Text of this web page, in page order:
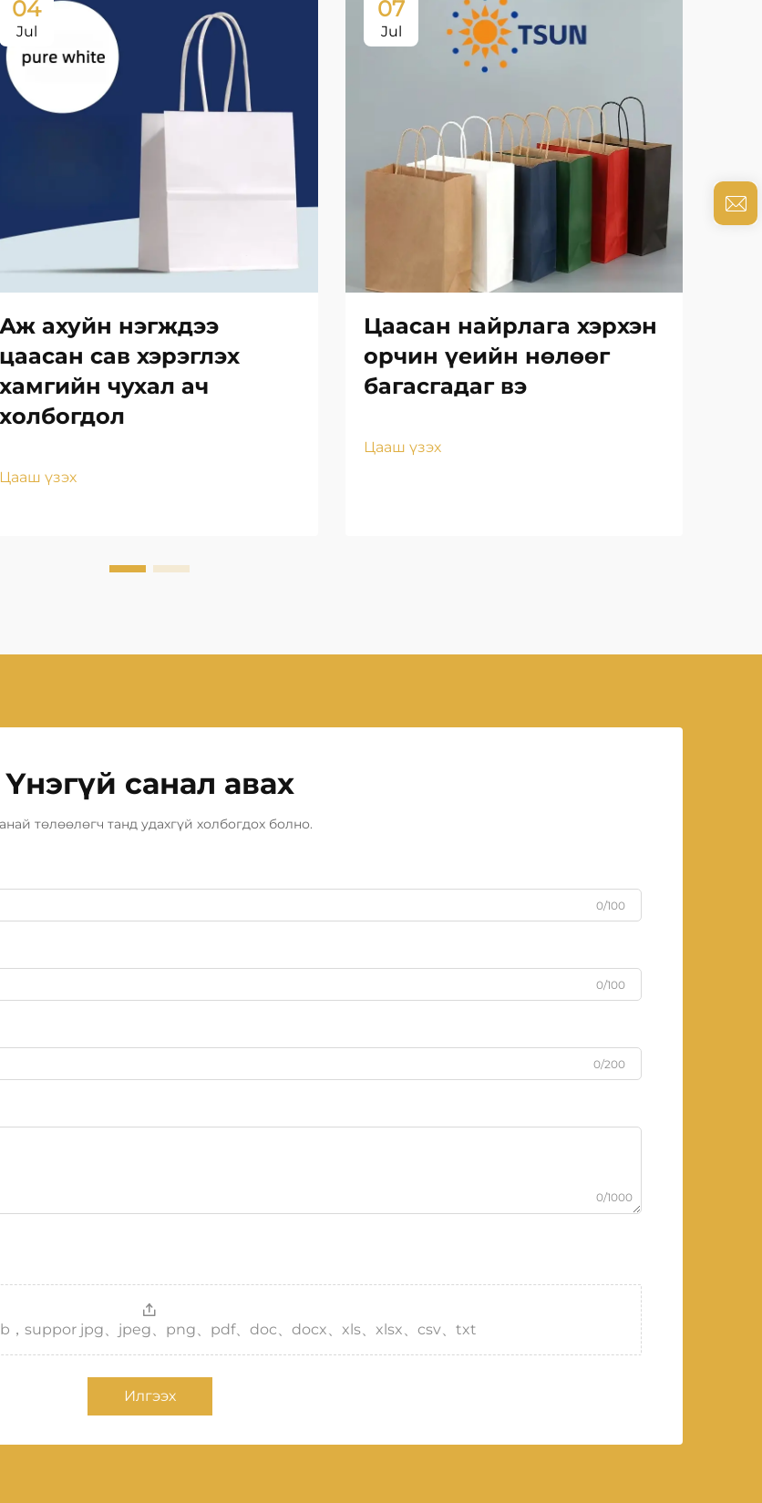
04
Jul
Аж ахуйн нэгждээ
цаасан сав хэрэглэх
хамгийн чухал ач
холбогдол
Цааш үзэх
07
Jul
Цаасан найрлага хэрхэн
орчин үеийн нөлөөг
багасгадаг вэ
Цааш үзэх
Үнэгүй санал авах
төлөөлөгч танд удахгүй холбогдох болно.
0/100
0/100
0/200
0/1000
，suppor jpg、jpeg、png、pdf、doc、docx、xls、xlsx、csv、txt
Илгээх